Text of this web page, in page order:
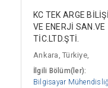
KC TEK ARGE
VE ENERJİ SAN.VE
TİC.LTD.ŞTİ.
Ankara, Türkiye,
İlgili Bölüm(ler):
Bilgisayar